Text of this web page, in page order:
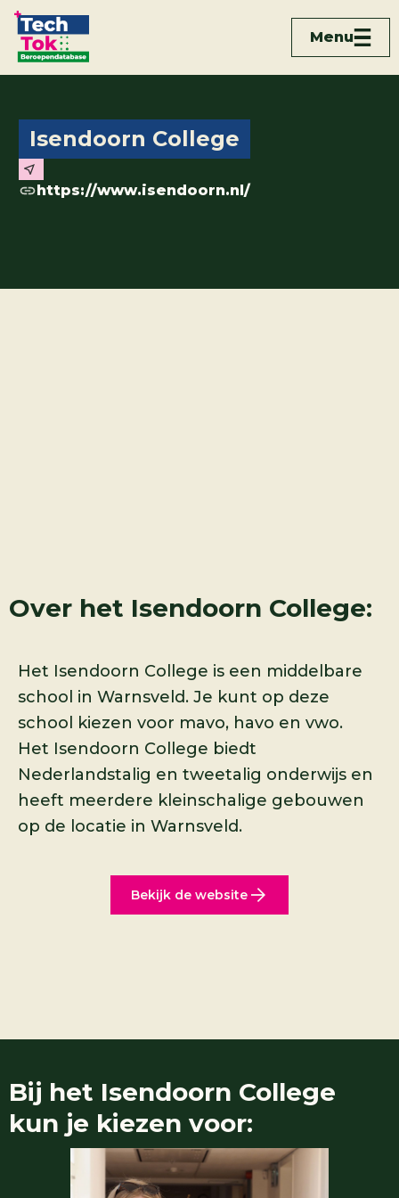
Menu
Isendoorn College
https://www.isendoorn.nl/
Over het Isendoorn College:
Het Isendoorn College is een middelbare
school in Warnsveld. Je kunt op deze
school kiezen voor mavo, havo en vwo.
Het Isendoorn College biedt
Nederlandstalig en tweetalig onderwijs en
heeft meerdere kleinschalige gebouwen
op de locatie in Warnsveld.
Bekijk de website
Bij het Isendoorn College
kun je kiezen voor: